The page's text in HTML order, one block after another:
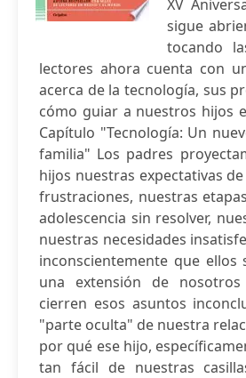
XV
sigue
tocando
lectores ahora cuenta con
acerca de la tecnología, sus
cómo guiar a nuestros hijos
Capítulo "Tecnología: Un
familia" Los padres
hijos nuestras expectativas
frustraciones, nuestras
adolescencia sin resolver,
nuestras necesidades
inconscientemente que ellos
una extensión de
cierren esos asuntos
"parte oculta" de nuestra
por qué ese hijo,
tan fácil de nuestras